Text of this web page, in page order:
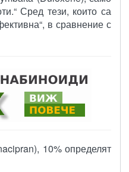
Сред тези, които са
в сравнение с
10% определят